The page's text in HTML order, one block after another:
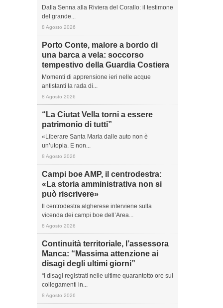
Dalla Senna alla Riviera del Corallo: il testimone
del grande...
8 Agosto 2026
Porto Conte, malore a bordo di
una barca a vela: soccorso
tempestivo della Guardia Costiera
Momenti di apprensione ieri nelle acque
antistanti la rada di...
8 Agosto 2026
“La Ciutat Vella torni a essere
patrimonio di tutti”
«Liberare Santa Maria dalle auto non è
un’utopia. E non...
8 Agosto 2026
Campi boe AMP, il centrodestra:
«La storia amministrativa non si
può riscrivere»
Il centrodestra algherese interviene sulla
vicenda dei campi boe dell’Area...
8 Agosto 2026
Continuità territoriale, l’assessora
Manca: “Massima attenzione ai
disagi degli ultimi giorni”
“I disagi registrati nelle ultime quarantotto ore sui
collegamenti in...
8 Agosto 2026